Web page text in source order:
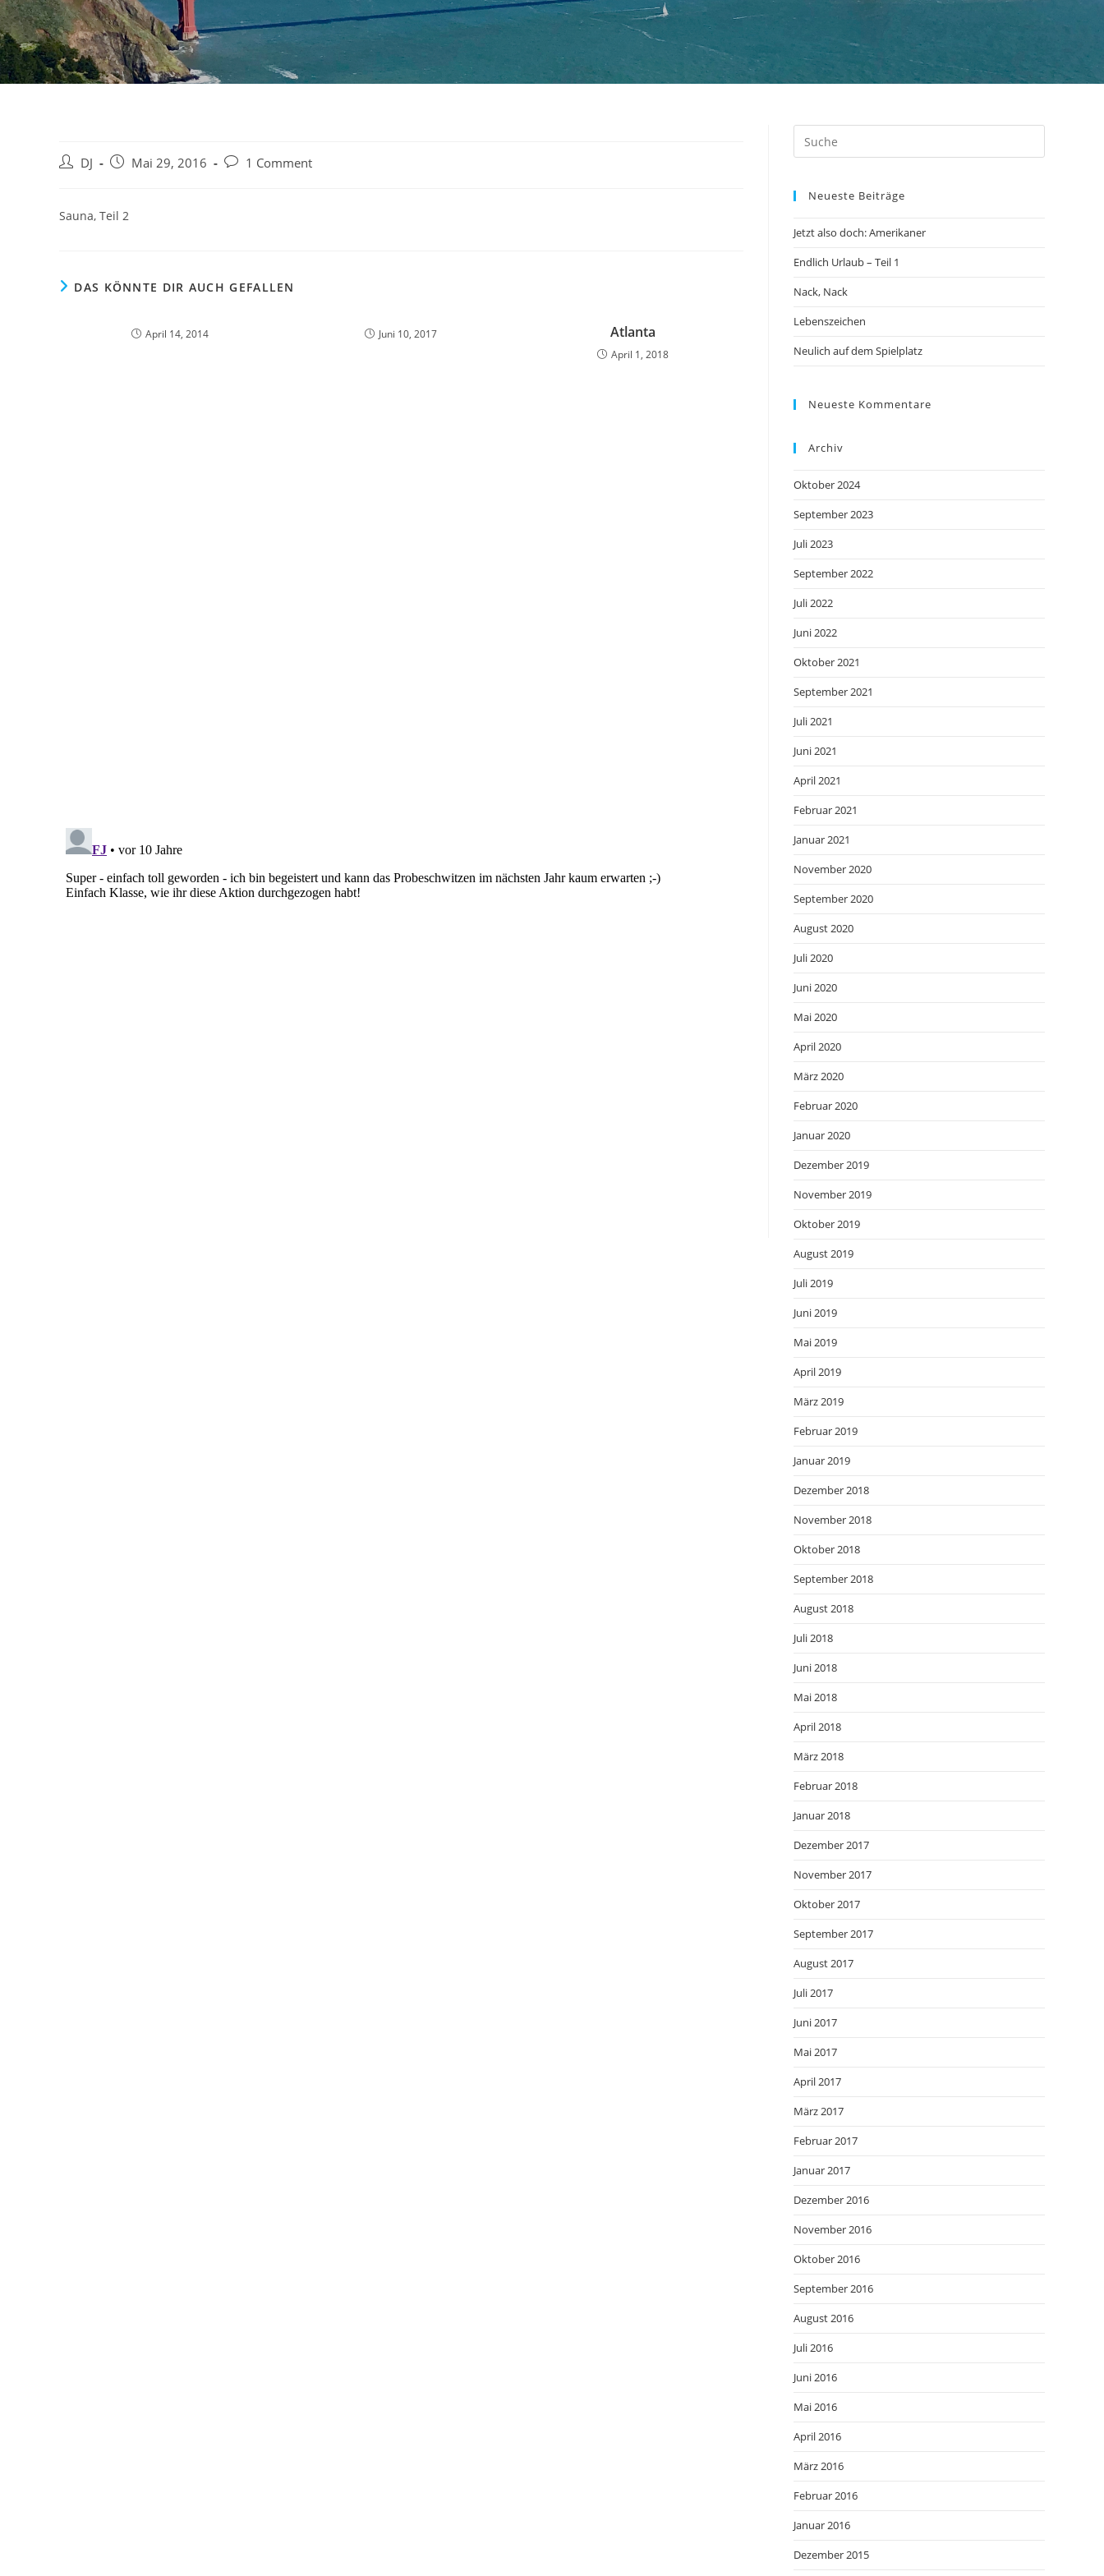
Beitrags-
DJ
BeitragMai 29, 2016
Beitrags-
1 Comment
Sauna, Teil 2
DAS KÖNNTE DIR AUCH GEFALLEN
April 14, 2014 Juni 10, 2017 Atlanta
April 1, 2018
Neueste Beiträge
Jetzt also doch: Amerikaner
Endlich Urlaub – Teil 1
Nack, Nack
Lebenszeichen
Neulich auf dem Spielplatz
Neueste Kommentare
Archiv
Oktober 2024
September 2023
Juli 2023
September 2022
Juli 2022
Juni 2022
Oktober 2021
September 2021
Juli 2021
Juni 2021
April 2021
Februar 2021
Januar 2021
November 2020
September 2020
August 2020
Juli 2020
Juni 2020
Mai 2020
April 2020
März 2020
Februar 2020
Januar 2020
Dezember 2019
November 2019
Oktober 2019
August 2019
Juli 2019
Juni 2019
Mai 2019
April 2019
März 2019
Februar 2019
Januar 2019
Dezember 2018
November 2018
Oktober 2018
September 2018
August 2018
Juli 2018
Juni 2018
Mai 2018
April 2018
März 2018
Februar 2018
Januar 2018
Dezember 2017
November 2017
Oktober 2017
September 2017
August 2017
Juli 2017
Juni 2017
Mai 2017
April 2017
März 2017
Februar 2017
Januar 2017
Dezember 2016
November 2016
Oktober 2016
September 2016
August 2016
Juli 2016
Juni 2016
Mai 2016
April 2016
März 2016
Februar 2016
Januar 2016
Dezember 2015